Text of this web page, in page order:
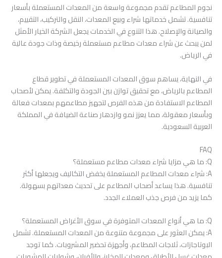
نجوم المطاعم تقدم مجموعة واسعة من المعدات المستعملة بأسعار
تنافسية. تشمل خدماتها شراء وبيع المعدات، النقل والتركيب، التقييم،
والصيانة والإصلاح. هذا التنوع في الخدمات يجعل الشركة الخيار الأمثل
لمن يبحث عن شراء معدات مطاعم مستعملة رخيصة وذات جودة عالية
في الرياض.
في النهاية، يساهم سوق المعدات المستعملة في تطوير قطاع
المطاعم بالرياض، مع تحقيق توازن بين الجودة والتكلفة. يمكن لأصحاب
المطاعم الاستفادة من هذه الفرص لتجهيز مطاعمهم بمعدات فعالة
وبأسعار معقولة، مما يعزز نمو وازدهار صناعة الضيافة في المملكة
العربية السعودية.
FAQ
Q: ما هي مزايا شراء معدات مطاعم مستعملة؟
A: شراء معدات المطاعم المستعملة يخفض التكاليف ويجعلها أكثر
تنافسية. هذا يساعد أصحاب المطاعم على تحديث معداتهم بسهولة.
كما يزيد من فرص جذب العملاء الجدد.
Q: ما هي أنواع المعدات المتوفرة في سوق الأغراض المستعملة؟
A: يمكن العثور على مجموعة متنوعة من المعدات المستعملة. تشمل
البوتاجازات، ثلاجات المطاعم، وأجهزة تحضير المشروبات. كما توجد